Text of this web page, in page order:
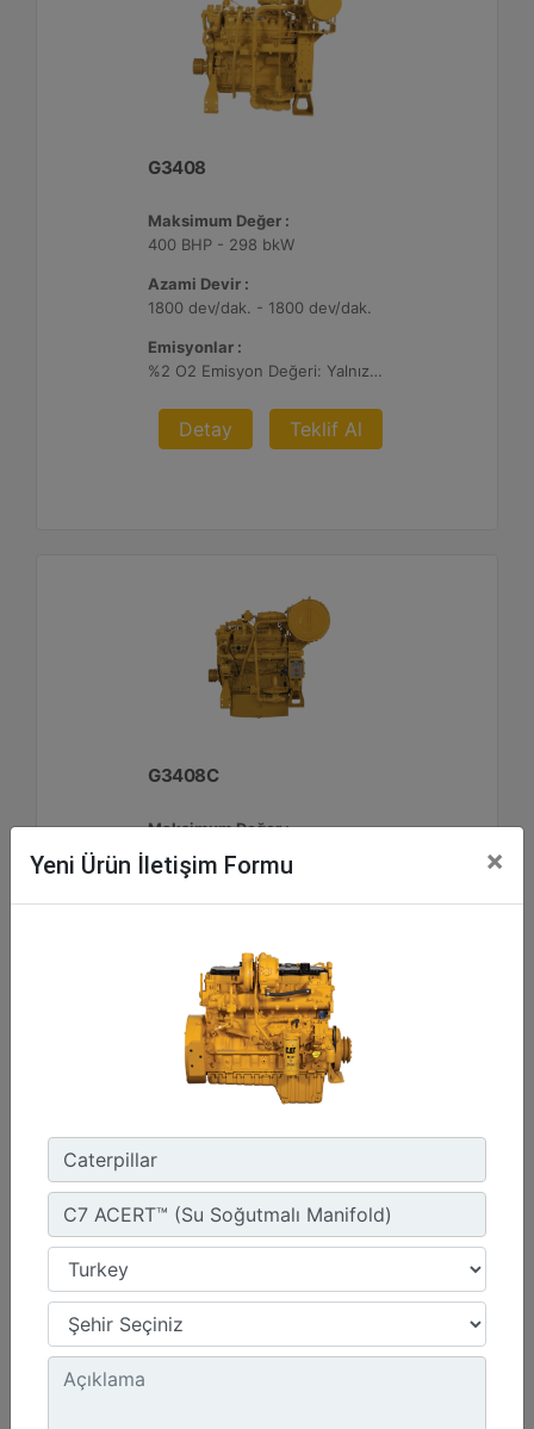
G3408
Maksimum Değer :
400 BHP - 298 bkW
Azami Devir :
1800 dev/dak. - 1800 dev/dak.
Emisyonlar :
%2 O2 Emisyon Değeri: Yalnızca İhracat
Detay Teklif Al
G3408C
Maksimum Değer :
425 BHP - 317 bkW
Emisyonlar :
Detay Teklif Al
Yeni Ürün İletişim Formu ×